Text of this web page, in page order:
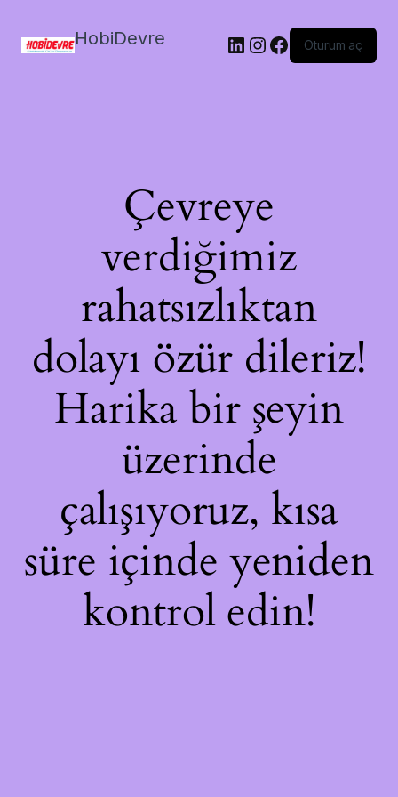
HobiDevre LinkedIn
Instagram
Facebook
Oturum aç
Çevreye
verdiğimiz
rahatsızlıktan
dolayı özür dileriz!
Harika bir şeyin
üzerinde
çalışıyoruz, kısa
süre içinde yeniden
kontrol edin!